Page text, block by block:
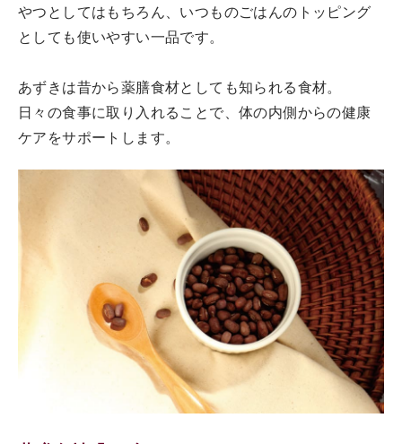
やつとしてはもちろん、いつものごはんのトッピング
としても使いやすい一品です。
あずきは昔から薬膳食材としても知られる食材。
日々の食事に取り入れることで、体の内側からの健康
ケアをサポートします。